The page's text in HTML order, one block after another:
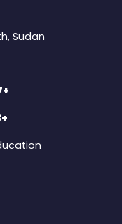
Sudan​
+249920907507
+249916010543